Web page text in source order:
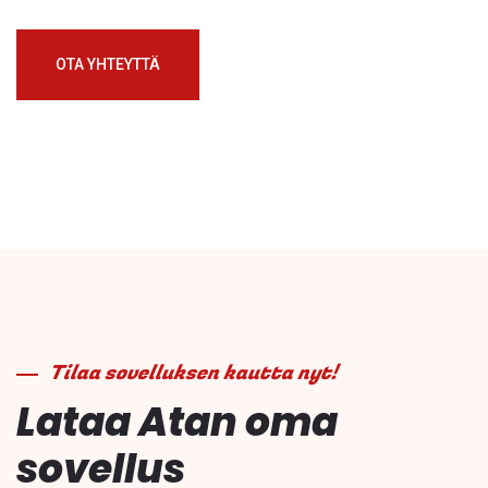
OTA YHTEYTTÄ
Tilaa sovelluksen kautta nyt!
Lataa Atan oma
sovellus